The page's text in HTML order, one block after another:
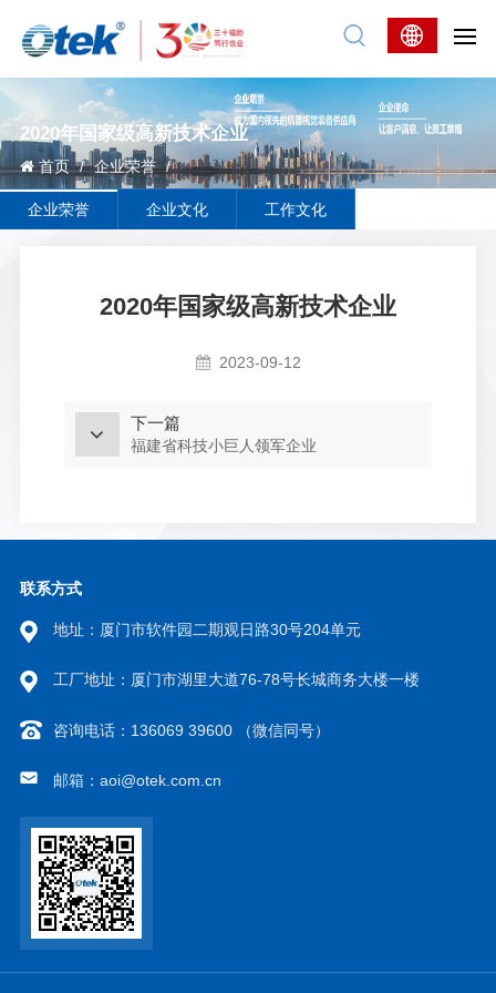
2020年国家级高新技术企业
首页 / 企业荣誉 /
企业荣誉 企业文化 工作文化
2020年国家级高新技术企业
2023-09-12
下一篇
福建省科技小巨人领军企业
联系方式
地址：厦门市软件园二期观日路30号204单元
工厂地址：厦门市湖里大道76-78号长城商务大楼一楼
咨询电话：136069 39600 （微信同号）
邮箱：aoi@otek.com.cn